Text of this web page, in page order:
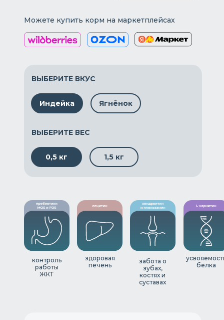
ВЫБЕРИТЕ ВКУС
Индейка Ягнёнок
ВЫБЕРИТЕ ВЕС
0,5 кг 1,5 кг
Можете купить корм на маркетплейсах
белка
забота о
зубах,
костях и
суставах
контроль
работы
ЖКТ
здоровая
печень